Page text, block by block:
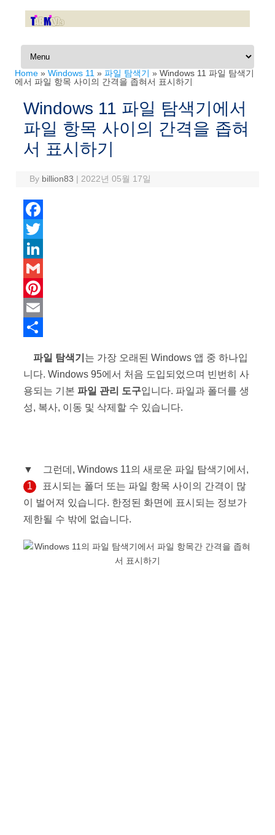
Skip to content
Home » Windows 11 » 파일 탐색기 » Windows 11 파일 탐색기
에서 파일 항목 사이의 간격을 좁혀서 표시하기
Windows 11 파일 탐색기에서
파일 항목 사이의 간격을 좁혀
서 표시하기
By billion83 | 2022년 05월 17일
F
a
c
e
b
o
T
w
L
n
k
I
n
G
m
a
P
e
r
E
i
l
a
r
파일 탐색기 는 가장 오래된 Windows 앱 중 하나입
니다. Windows 95에서 처음 도입되었으며 빈번히 사
용되는 기본 파일 관리 도구입니다. 파일과 폴더를 생
성, 복사, 이동 및 삭제할 수 있습니다.
▼ 그런데, Windows 11의 새로운 파일 탐색기에서,
1
표시되는 폴더 또는 파일 항목 사이의 간격이 많
이 벌어져 있습니다. 한정된 화면에 표시되는 정보가
제한될 수 밖에 없습니다.